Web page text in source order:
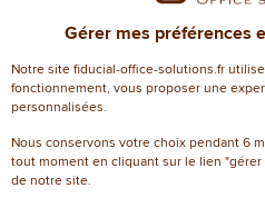
Produit dangereux
Périssable
Soufflet
Taille du soufflet
Gérer mes préférences
Notre site fiducial-office-solutions.fr
fonctionnement, vous proposer une
personnalisées.
Nous conservons votre choix pendant 6
tout moment en cliquant sur le lien
de notre site.